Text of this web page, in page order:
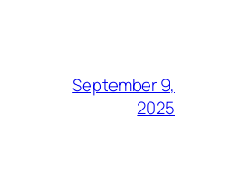
September 9,
2025